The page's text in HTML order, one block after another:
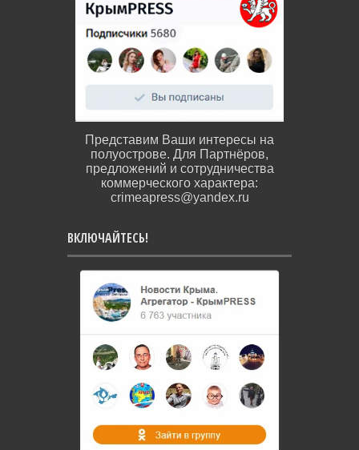
Представим Ваши интересы на
полуострове. Для Партнёров,
предложений и сотрудничества
коммерческого характера:
crimeapress@yandex.ru
ВКЛЮЧАЙТЕСЬ!